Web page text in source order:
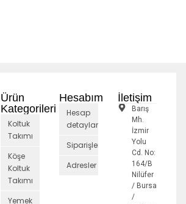
Ürün
Kategorileri
Koltuk
Takımı
Köşe
Koltuk
Takımı
Yemek
Hesabım
Hesap
detayları
Siparişler
Adresler
İletişim
Barış
Mh.
İzmir
Yolu
Cd. No:
164/B
Nilüfer
/ Bursa
/